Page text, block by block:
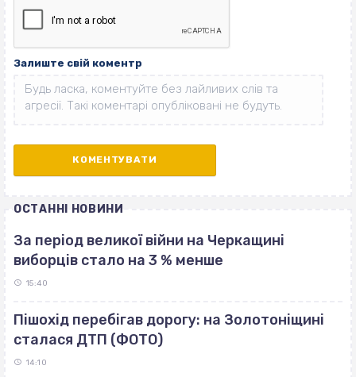
Залиште свій коментр
ОСТАННІ НОВИНИ
За період великої війни на Черкащині
виборців стало на 3 % менше
15:40
Пішохід перебігав дорогу: на Золотоніщині
сталася ДТП (ФОТО)
14:10